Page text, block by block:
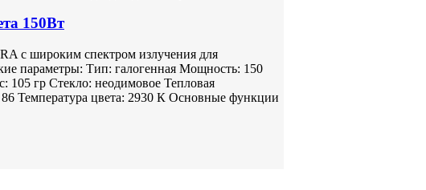
150Вт
с широким спектром излучения для
параметры: Тип: галогенная Мощность: 150
гр Стекло: неодимовое Тепловая
Температура цвета: 2930 К Основные функции